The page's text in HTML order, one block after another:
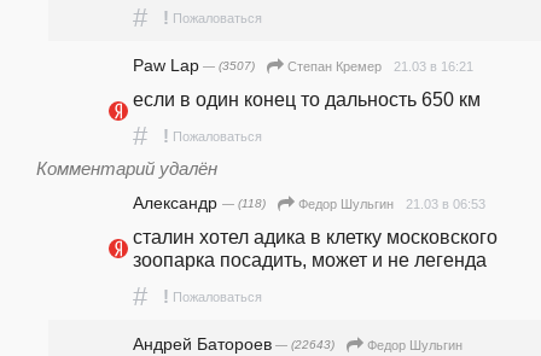
# ! Пожаловаться
Paw Lap — (3507) Степан Кремер 21.03 в 16:21
если в один конец то дальность 650 км
# ! Пожаловаться
Комментарий удалён
Александр — (118) Федор Шульгин 21.03 в 06:53
сталин хотел адика в клетку московского
зоопарка посадить, может и не легенда
# ! Пожаловаться
Андрей Батороев — (22643)
Федор Шульгин